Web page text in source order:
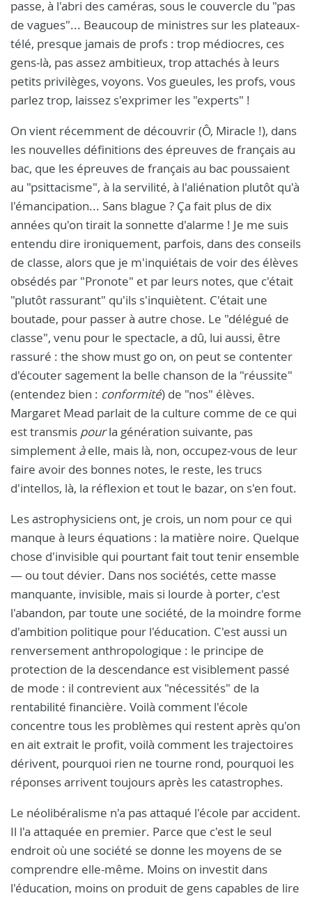
passe, à l'abri des caméras, sous le couvercle du "pas
de vagues"... Beaucoup de ministres sur les plateaux-
télé, presque jamais de profs : trop médiocres, ces
gens-là, pas assez ambitieux, trop attachés à leurs
petits privilèges, voyons. Vos gueules, les profs, vous
parlez trop, laissez s'exprimer les "experts" !
On vient récemment de découvrir (Ô, Miracle !), dans
les nouvelles définitions des épreuves de français au
bac, que les épreuves de français au bac poussaient
au "psittacisme", à la servilité, à l'aliénation plutôt qu'à
l'émancipation... Sans blague ? Ça fait plus de dix
années qu'on tirait la sonnette d'alarme ! Je me suis
entendu dire ironiquement, parfois, dans des conseils
de classe, alors que je m'inquiétais de voir des élèves
obsédés par "Pronote" et par leurs notes, que c'était
"plutôt rassurant" qu'ils s'inquiètent. C'était une
boutade, pour passer à autre chose. Le "délégué de
classe", venu pour le spectacle, a dû, lui aussi, être
rassuré : the show must go on, on peut se contenter
d'écouter sagement la belle chanson de la "réussite"
(entendez bien : conformité) de "nos" élèves.
Margaret Mead parlait de la culture comme de ce qui
est transmis pourla génération suivante, pas
simplement àelle, mais là, non, occupez-vous de leur
faire avoir des bonnes notes, le reste, les trucs
d'intellos, là, la réflexion et tout le bazar, on s'en fout.
Les astrophysiciens ont, je crois, un nom pour ce qui
manque à leurs équations : la matière noire. Quelque
chose d'invisible qui pourtant fait tout tenir ensemble
— ou tout dévier. Dans nos sociétés, cette masse
manquante, invisible, mais si lourde à porter, c'est
l'abandon, par toute une société, de la moindre forme
d'ambition politique pour l'éducation. C'est aussi un
renversement anthropologique : le principe de
protection de la descendance est visiblement passé
de mode : il contrevient aux "nécessités" de la
rentabilité financière. Voilà comment l'école
concentre tous les problèmes qui restent après qu'on
en ait extrait le profit, voilà comment les trajectoires
dérivent, pourquoi rien ne tourne rond, pourquoi les
réponses arrivent toujours après les catastrophes.
Le néolibéralisme n'a pas attaqué l'école par accident.
Il l'a attaquée en premier. Parce que c'est le seul
endroit où une société se donne les moyens de se
comprendre elle-même. Moins on investit dans
l'éducation, moins on produit de gens capables de lire